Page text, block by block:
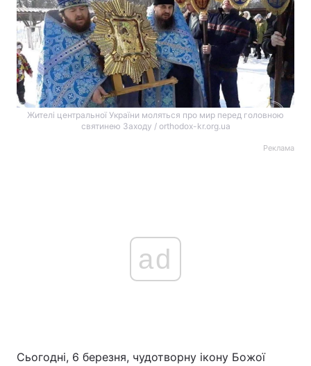
Жителі центральної України моляться про мир перед головною
святинею Заходу / orthodox-kr.org.ua
Реклама
ad
Сьогодні, 6 березня, чудотворну ікону Божої